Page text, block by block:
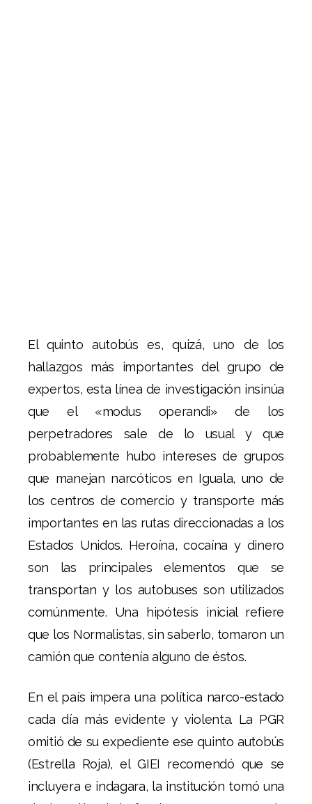
El quinto autobús es, quizá, uno de los
hallazgos más importantes del grupo de
expertos, esta línea de investigación insinúa
que el «modus operandi» de los
perpetradores sale de lo usual y que
probablemente hubo intereses de grupos
que manejan narcóticos en Iguala, uno de
los centros de comercio y transporte más
importantes en las rutas direccionadas a los
Estados Unidos. Heroína, cocaína y dinero
son las principales elementos que se
transportan y los autobuses son utilizados
comúnmente. Una hipótesis inicial refiere
que los Normalistas, sin saberlo, tomaron un
camión que contenía alguno de éstos.
En el país impera una política narco-estado
cada día más evidente y violenta. La PGR
omitió de su expediente ese quinto autobús
(Estrella Roja), el GIEI recomendó que se
incluyera e indagara, la institución tomó una